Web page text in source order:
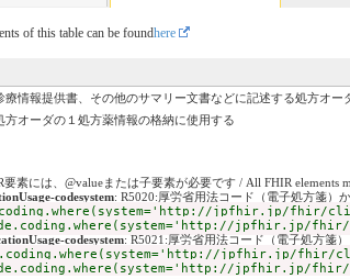
of this table can be foundhere
療情報提供書、その他のサマリー文書などに記述する処方オー
方オーダの１処方薬情報の格納に使用する
要素には、@valueまたは子要素が必要です / All FHIR elements
codesystem: R5020:厚労省用法コード（電子処方箋）
jpfhir.jp/fhir/clins/
jpfhir.jp/fhir/
codesystem: R5021:厚労省用法コード（電子処方箋
jpfhir.jp/fhir/clins/
jpfhir.jp/fhir/